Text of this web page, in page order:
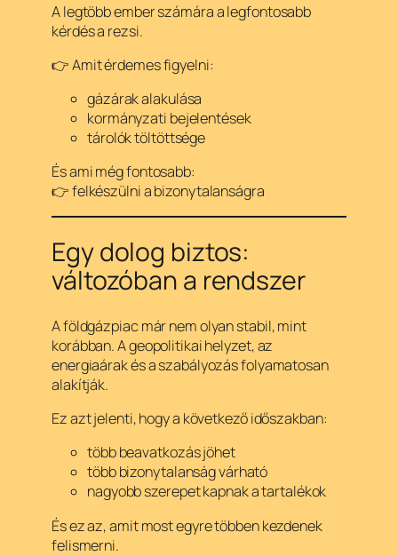
A legtöbb ember számára a legfontosabb
kérdés a rezsi.
👉 Amit érdemes figyelni:
gázárak alakulása
kormányzati bejelentések
tárolók töltöttsége
És ami még fontosabb:
👉 felkészülni a bizonytalanságra
Egy dolog biztos:
változóban a rendszer
A földgázpiac már nem olyan stabil, mint
korábban. A geopolitikai helyzet, az
energiaárak és a szabályozás folyamatosan
alakítják.
Ez azt jelenti, hogy a következő időszakban:
több beavatkozás jöhet
több bizonytalanság várható
nagyobb szerepet kapnak a tartalékok
És ez az, amit most egyre többen kezdenek
felismerni.